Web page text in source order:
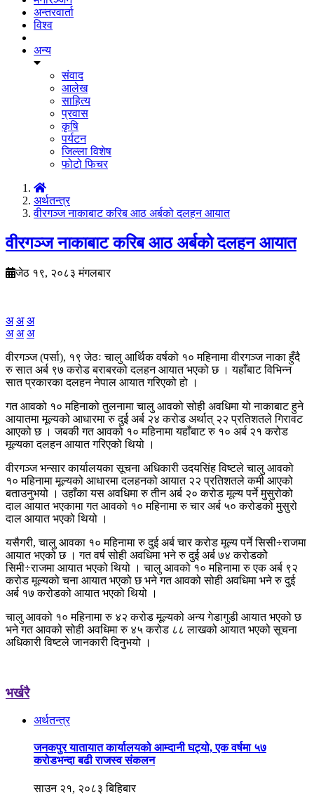
अन्तरवार्ता
विश्व
अन्य
संवाद
आलेख
साहित्य
प्रवास
कृषि
पर्यटन
जिल्ला विशेष
फोटो फिचर
अर्थतन्त्र
वीरगञ्ज नाकाबाट करिब आठ अर्बको दलहन आयात
वीरगञ्ज नाकाबाट करिब आठ अर्बको दलहन आयात
जेठ १९, २०८३ मंगलबार
अ अ अ
अ अ अ
वीरगञ्ज (पर्सा), १९ जेठः चालु आर्थिक वर्षको १० महिनामा वीरगञ्ज नाका हुँदै
रु सात अर्ब ९७ करोड बराबरको दलहन आयात भएको छ । यहाँबाट विभिन्न
सात प्रकारका दलहन नेपाल आयात गरिएको हो ।
गत आवको १० महिनाको तुलनामा चालु आवको सोही अवधिमा यो नाकाबाट हुने
आयातमा मूल्यको आधारमा रु दुई अर्ब २४ करोड अर्थात् २२ प्रतिशतले गिरावट
आएको छ । जबकी गत आवको १० महिनामा यहाँबाट रु १० अर्ब २१ करोड
मूल्यका दलहन आयात गरिएको थियो ।
वीरगञ्ज भन्सार कार्यालयका सूचना अधिकारी उदयसिंह विष्टले चालु आवको
१० महिनामा मूल्यको आधारमा दलहनको आयात २२ प्रतिशतले कमी आएको
बताउनुभयो । उहाँका यस अवधिमा रु तीन अर्ब २० करोड मूल्य पर्ने मुसुरोको
दाल आयात भएकामा गत आवको १० महिनामा रु चार अर्ब ५० करोडको मुुसुरो
दाल आयात भएको थियो ।
यसैगरी, चालु आवका १० महिनामा रु दुई अर्ब चार करोड मूल्य पर्ने सिसी÷राजमा
आयात भएको छ । गत वर्ष सोही अवधिमा भने रु दुई अर्ब ७४ करोडकोे
सिमी÷राजमा आयात भएको थियो । चालु आवको १० महिनामा रु एक अर्ब ९२
करोड मूल्यको चना आयात भएको छ भने गत आवको सोही अवधिमा भने रु दुई
अर्ब १७ करोडको आयात भएको थियो ।
चालु आवको १० महिनामा रु ४२ करोड मूल्यको अन्य गेडागुडी आयात भएको छ
भने गत आवको सोही अवधिमा रु ४५ करोड ८८ लाखको आयात भएको सूचना
अधिकारी विष्टले जानकारी दिनुभयो ।
भर्खरै
अर्थतन्त्र
जनकपुर यातायात कार्यालयको आम्दानी घट्यो, एक वर्षमा ५७
करोडभन्दा बढी राजस्व संकलन
साउन २१, २०८३ बिहिबार